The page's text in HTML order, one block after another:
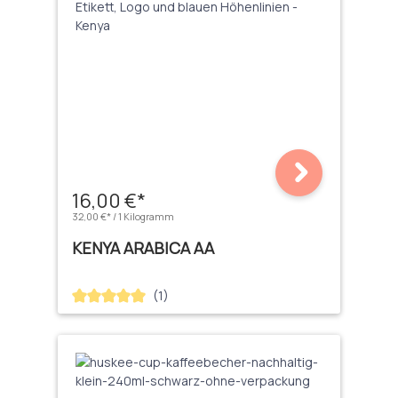
16,00 €*
32,00 €* / 1 Kilogramm
KENYA ARABICA AA
Durchschnittliche Bewertung von 5 von 5 Sternen
(1)